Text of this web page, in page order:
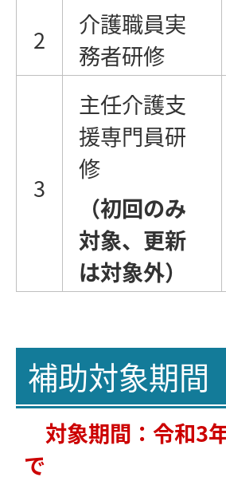
2
介護職員実
務者研修
3
主任介護支
援専門員研
修
（初回のみ
対象、更新
は対象外）
補助対象期間
対象期間：令和3
で